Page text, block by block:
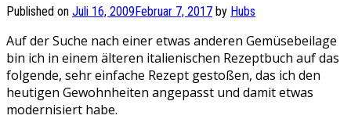
Published on Juli 16, 2009Februar 7, 2017 by Hubs
Auf der Suche nach einer etwas anderen Gemüsebeilage
bin ich in einem älteren italienischen Rezeptbuch auf das
folgende, sehr einfache Rezept gestoßen, das ich den
heutigen Gewohnheiten angepasst und damit etwas
modernisiert habe.